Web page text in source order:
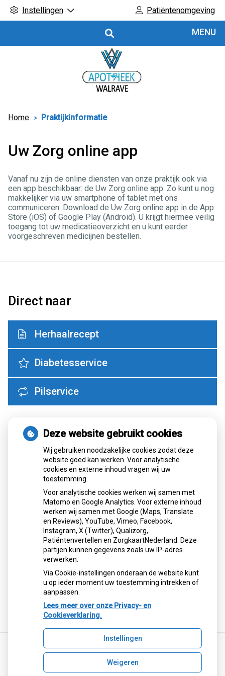
Instellingen Patiëntenomgeving
MENU
Home Praktijkinformatie
Uw Zorg online app
Vanaf nu zijn de online diensten van onze praktijk ook via
een app beschikbaar: de Uw Zorg online app. Zo kunt u nog
makkelijker via uw smartphone of tablet met ons
communiceren. Download de Uw Zorg online app in de App
Store (iOS) of Google Play (Android). U krijgt hiermee veilig
toegang tot uw medicatieoverzicht en u kunt eerder
voorgeschreven medicijnen bestellen.
Welkom bij Apotheek Walrave
Om u nog beter van dienst te zijn, zijn wij nu ook bereikbaar
via internet. U kunt op onze website 24 uur per dag
informatie krijgen over geneesmiddelen en gezondheid.
Ook hebben wij een uitgebreide zelfzorgwijzer online met
advies over het gebruik van vrij verkrijgbare
zelfzorgmiddelen bij een aantal veel voorkomende
aandoeningen.
Direct naar
Herhaalrecept
Diabetesservice
Pilservice
Adresgegevens
Hoflaan 43B
3134 AC Vlaardingen
010-4342093
Uw Zorg Online|Beheer
Deze website gebruikt cookies
Wij gebruiken noodzakelijke cookies zodat deze
website goed kan werken. Voor analytische
cookies en externe inhoud vragen wij uw
toestemming.
Voor analytische cookies werken wij samen met
Matomo en Google Analytics. Voor externe inhoud
werken wij samen met Google (Maps, Translate
en Reviews), YouTube, Vimeo, Facebook,
Instagram, X (Twitter), Qualizorg,
Patiëntenvertellen en ZorgkaartNederland. Deze
partijen kunnen gegevens zoals uw IP-adres
verwerken.
Via Cookie-instellingen onderaan de website kunt
u op ieder moment uw toestemming intrekken of
aanpassen.
Lees meer over onze Privacy- en
Cookieverklaring.
Instellingen
Weigeren